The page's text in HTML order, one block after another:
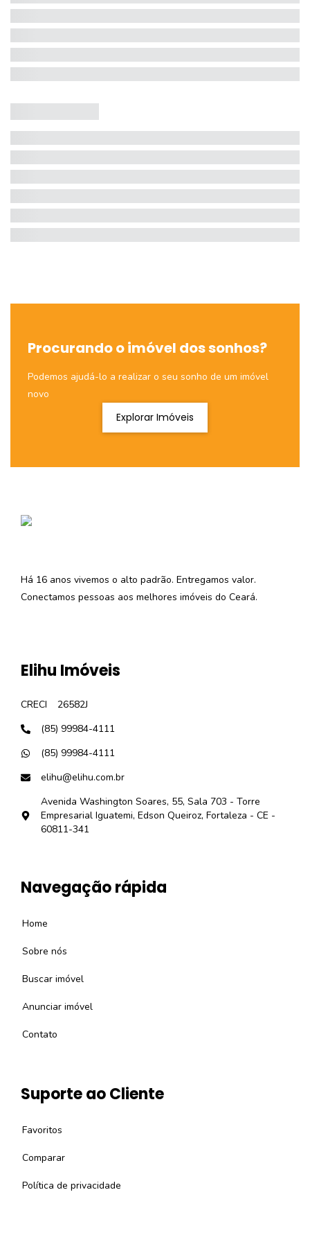
Procurando o imóvel dos sonhos?
Podemos ajudá-lo a realizar o seu sonho de um imóvel
novo
Explorar Imóveis
Há 16 anos vivemos o alto padrão. Entregamos valor.
Conectamos pessoas aos melhores imóveis do Ceará.
Elihu Imóveis
CRECI
26582J
(85) 99984-4111
(85) 99984-4111
elihu@elihu.com.br
Avenida Washington Soares, 55, Sala 703 - Torre
Empresarial Iguatemi, Edson Queiroz, Fortaleza - CE -
60811-341
Navegação rápida
Home
Sobre nós
Buscar imóvel
Anunciar imóvel
Contato
Suporte ao Cliente
Favoritos
Comparar
Política de privacidade